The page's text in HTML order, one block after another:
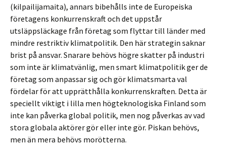
(kilpailijamaita), annars bibehålls inte de Europeiska
företagens konkurrenskraft och det uppstår
utsläppsläckage från företag som flyttar till länder med
mindre restriktiv klimatpolitik. Den här strategin saknar
brist på ansvar. Snarare behövs högre skatter på industri
som inte är klimatvänlig, men smart klimatpolitik ger de
företag som anpassar sig och gör klimatsmarta val
fördelar för att upprätthålla konkurrenskraften. Detta är
speciellt viktigt i lilla men högteknologiska Finland som
inte kan påverka global politik, men nog påverkas av vad
stora globala aktörer gör eller inte gör. Piskan behövs,
men än mera behövs morötterna.